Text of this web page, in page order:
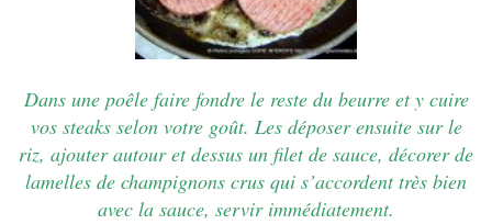
Dans une poêle faire fondre le reste du beurre et y cuire
vos steaks selon votre goût. Les déposer ensuite sur le
riz, ajouter autour et dessus un filet de sauce, décorer de
lamelles de champignons crus qui s’accordent très bien
avec la sauce, servir immédiatement.